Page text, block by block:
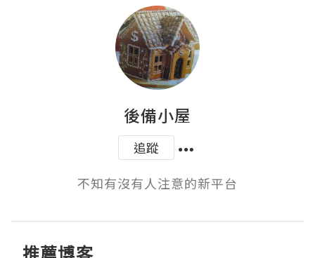
後備小屋
追蹤
不知有沒有人注意的新平台